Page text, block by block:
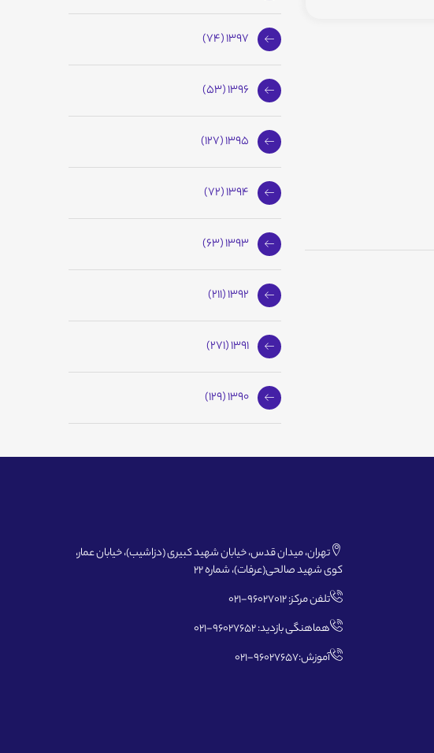
1397 (74)
1396 (53)
1395 (127)
1394 (72)
1393 (63)
1392 (211)
1391 (271)
1390 (129)
تهران، میدان قدس، خیابان شهید کبیری (دزاشیب)، خیابان عمار،
کوی شهید صالحی(عرفات)، شماره 22
تلفن مرکز: 96027012-021
هماهنگی بازدید: 96027652-021
آموزش:96027657-021